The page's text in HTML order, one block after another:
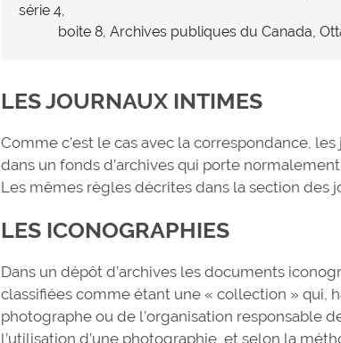
série 4,
boite 8, Archives publiques du Canada,
LES JOURNAUX INTIMES
Comme c’est le cas avec la correspondance,
dans un fonds d’archives qui porte
Les mêmes règles décrites dans la section des
LES ICONOGRAPHIES
Dans un dépôt d’archives les documents
classifiées comme étant une « collection » qui,
photographe ou de l’organisation responsable
l’utilisation d’une photographie, et selon la